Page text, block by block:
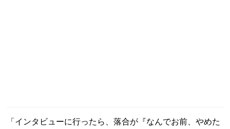
「インタビューに行ったら、落合が『なんでお前、やめた